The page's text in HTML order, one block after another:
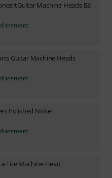
Machine Heads B3
Guitar Machine Heads
Polished Nickel
Tite Machine Head